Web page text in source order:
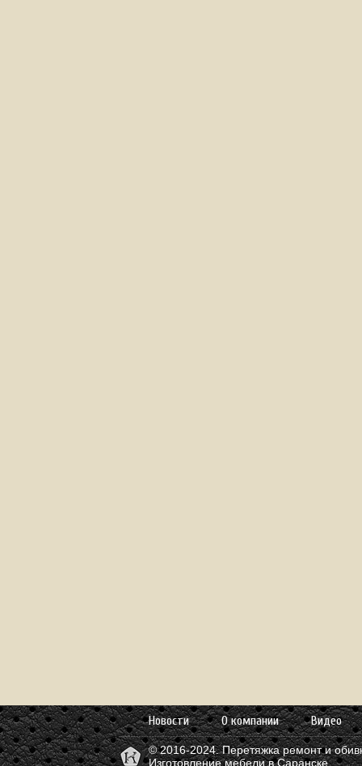
Новости О компании Видео
© 2016-2024. Перетяжка ремонт и
Изготовление мебели в Саранске